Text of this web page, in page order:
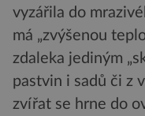
vyzářila do
má „zvýšenou
zdaleka jediným
pastvin i sadů či z
zvířat se hrne do